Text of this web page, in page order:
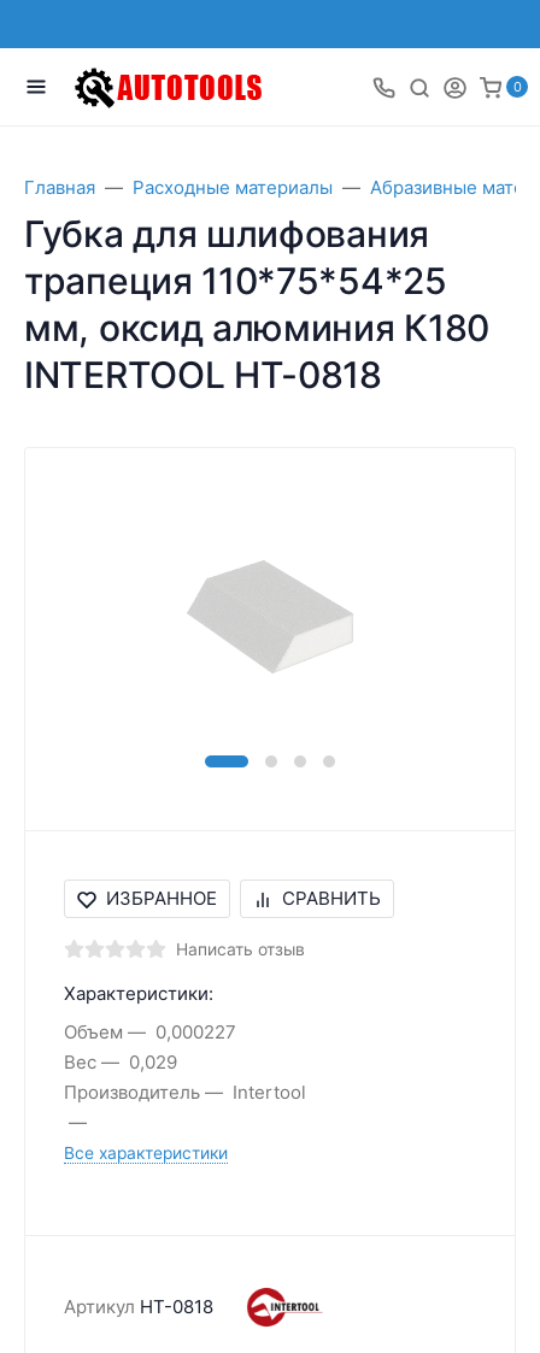
0
Главная Расходные материалы Абразивные
Губка для шлифования
трапеция 110*75*54*25
мм, оксид алюминия К180
INTERTOOL HT-0818
ИЗБРАННОЕ СРАВНИТЬ
Написать отзыв
Характеристики:
Объем
0,000227
Вес
0,029
Производитель
Intertool
Все характеристики
Артикул HT-0818